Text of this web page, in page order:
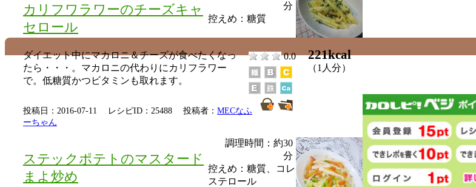
カリフワラワーのチーズキャ
セロール
分
ダイエット中にマカロニ＆チーズが食べたくなっ
たら・・・。マカロニの代わりにカリフラワー
で。低糖質かつビタミンも取れます。
0.0
控えめ： 糖質
投稿日：2016-07-11 レシピID：25488 投稿者： MECなふ
ーちゃん
221kcal
（1人分）
ステックポテトのマスタード
まよ炒め
調理時間：約30
分
控えめ： 糖質、コレ
ステロール